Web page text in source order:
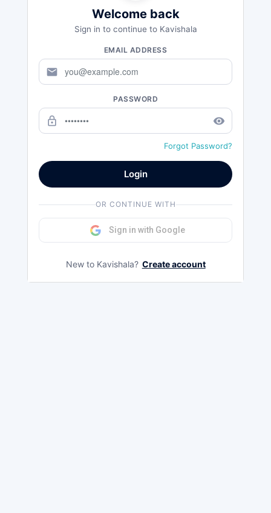
Welcome back
Sign in to continue to Kavishala
EMAIL ADDRESS
mail
PASSWORD
lock_outline remove_red_eye
Forgot Password?
Login
OR CONTINUE WITH
Sign in with Google
New to Kavishala? Create account